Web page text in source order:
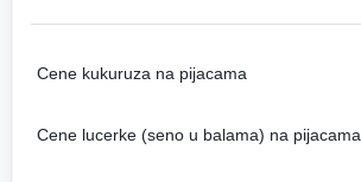
Cene kukuruza na pijacama
Cene lucerke (seno u balama) na pijacama